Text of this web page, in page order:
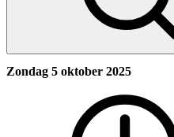
Zondag 5 oktober 2025